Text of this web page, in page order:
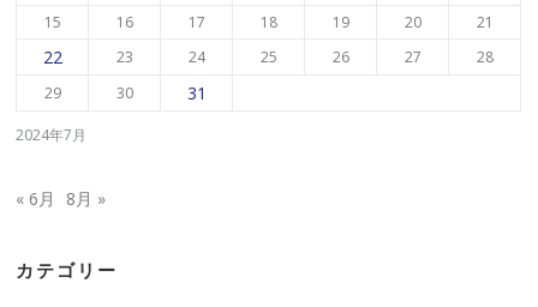
2024年7月
15
16 17 18 19 20 21
22 23 24 25 26 27
28
29
30 31
« 6月 8月 »
カテゴリー